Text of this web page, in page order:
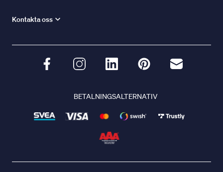
Kontakta oss
BETALNINGSALTERNATIV